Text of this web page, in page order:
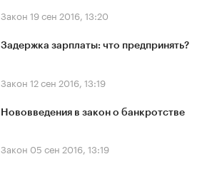
Закон 19 сен 2016, 13:20
Задержка зарплаты: что предпринять?
Закон 12 сен 2016, 13:19
Нововведения в закон о банкротстве
Закон 05 сен 2016, 13:19